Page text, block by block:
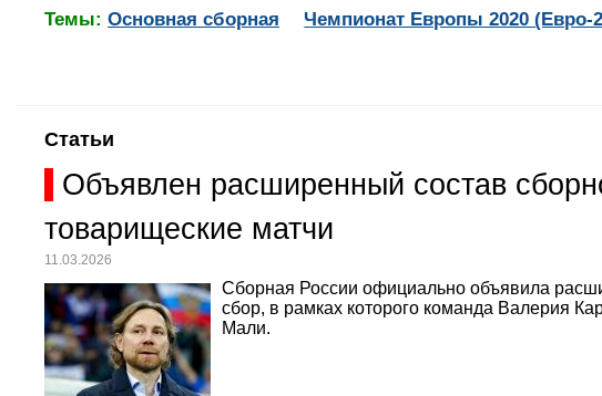
Темы: Основная сборная Чемпионат Европы 2020 (Евро-
Статьи
Объявлен расширенный состав
товарищеские матчи
11.03.2026
Сборная России официально объявила
сбор, в рамках которого команда Валерия
Мали.